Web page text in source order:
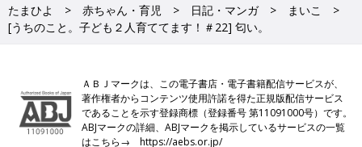
たまひよ 赤ちゃん・育児 日記・マンガ
まいこ
[うちのこと。子ども２人育ててます！＃22] 匂い。
ＡＢＪマークは、この電子書店・電子書籍配信サービスが、
著作権者からコンテンツ使用許諾を得た正規版配信サービス
であることを示す登録商標（登録番号 第11091000号）です。
ABJマークの詳細、ABJマークを掲示しているサービスの一覧
はこちら→https://aebs.or.jp/